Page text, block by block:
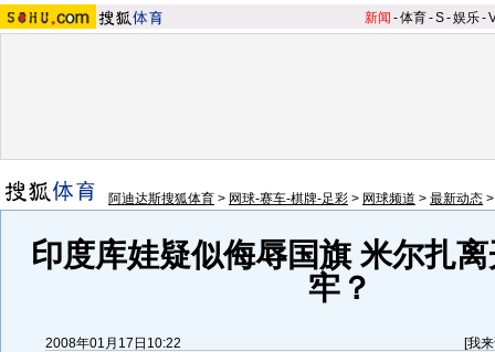
新闻 -体育-S-娱乐-
阿迪达斯搜狐体育 > 网球-赛车-棋牌-足彩 > 网球频道 > 最新动态
印度库娃疑似侮辱国旗 米尔扎
牢？
2008年01月17日10:22 [我